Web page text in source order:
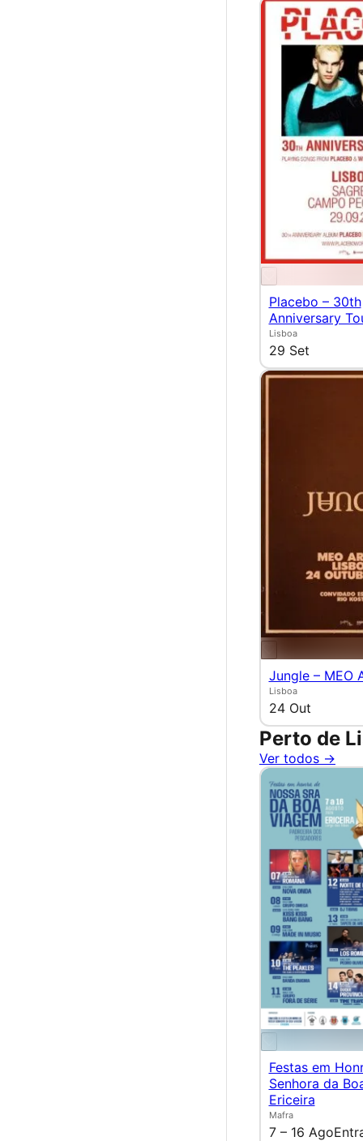
Placebo – 30th
Anniversary
Lisboa
29 Set
Jungle – MEO
Lisboa
24 Out
Perto de
Ver todos →
Festas em
Senhora da
Ericeira
Mafra
7 – 16 Ago